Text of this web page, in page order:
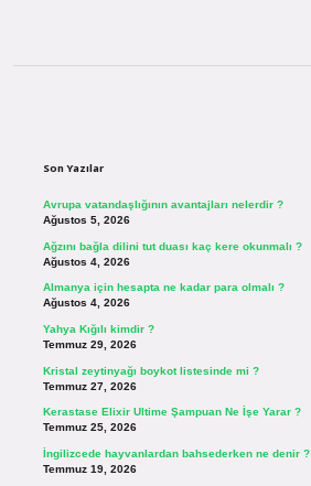
Son Yazılar
Avrupa vatandaşlığının avantajları nelerdir ?
Ağustos 5, 2026
Ağzını bağla dilini tut duası kaç kere okunmalı ?
Ağustos 4, 2026
Almanya için hesapta ne kadar para olmalı ?
Ağustos 4, 2026
Yahya Kığılı kimdir ?
Temmuz 29, 2026
Kristal zeytinyağı boykot listesinde mi ?
Temmuz 27, 2026
Kerastase Elixir Ultime Şampuan Ne İşe Yarar ?
Temmuz 25, 2026
İngilizcede hayvanlardan bahsederken ne denir ?
Temmuz 19, 2026